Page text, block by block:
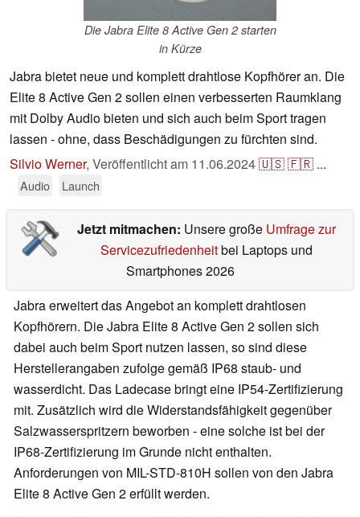
Die Jabra Elite 8 Active Gen 2 starten
in Kürze
Jabra bietet neue und komplett drahtlose Kopfhörer an. Die
Elite 8 Active Gen 2 sollen einen verbesserten Raumklang
mit Dolby Audio bieten und sich auch beim Sport tragen
lassen - ohne, dass Beschädigungen zu fürchten sind.
Silvio Werner, Veröffentlicht am 11.06.2024🇺🇸🇫🇷 ...
Audio Launch
Jetzt mitmachen: Unsere große Umfrage zur
Servicezufriedenheitbei Laptops und
Smartphones 2026
Jabra erweitert das Angebot an komplett drahtlosen
Kopfhörern. Die Jabra Elite 8 Active Gen 2 sollen sich
dabei auch beim Sport nutzen lassen, so sind diese
Herstellerangaben zufolge gemäß IP68 staub- und
wasserdicht. Das Ladecase bringt eine IP54-Zertifizierung
mit. Zusätzlich wird die Widerstandsfähigkeit gegenüber
Salzwasserspritzern beworben - eine solche ist bei der
IP68-Zertifizierung im Grunde nicht enthalten.
Anforderungen von MIL-STD-810H sollen von den Jabra
Elite 8 Active Gen 2 erfüllt werden.